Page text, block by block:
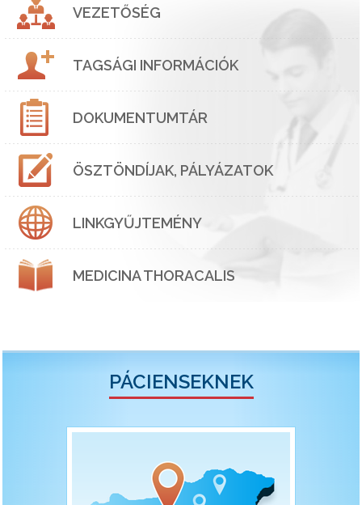
VEZETŐSÉG
TAGSÁGI INFORMÁCIÓK
DOKUMENTUMTÁR
ÖSZTÖNDÍJAK, PÁLYÁZATOK
LINKGYŰJTEMÉNY
MEDICINA THORACALIS
PÁCIENSEKNEK